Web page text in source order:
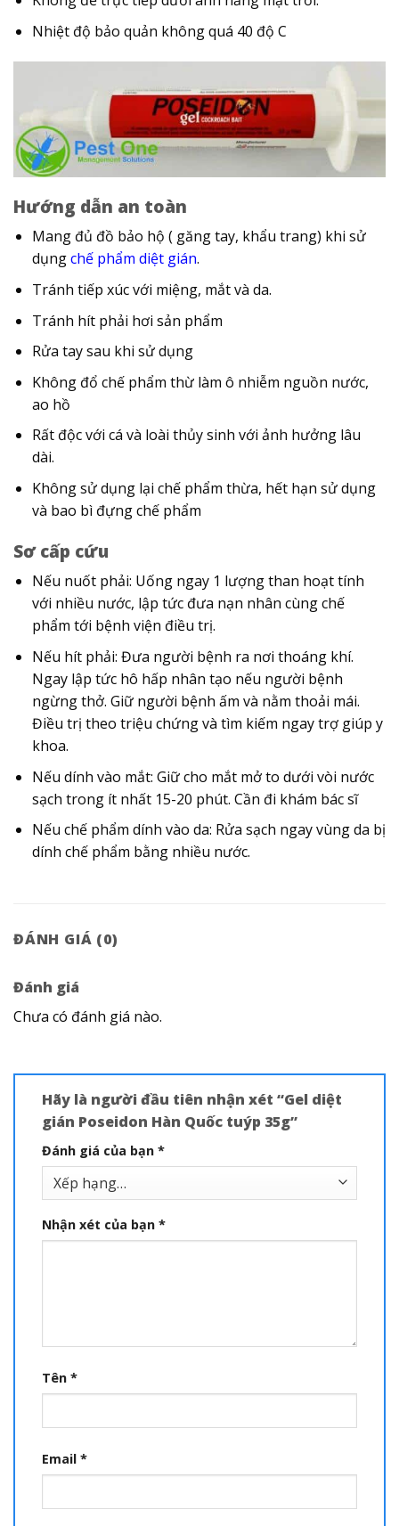
Nhiệt độ bảo quản không quá 40 độ C
Hướng dẫn an toàn
Mang đủ đồ bảo hộ ( găng tay, khẩu trang) khi sử
dụngchế phẩm diệt gián.
Tránh tiếp xúc với miệng, mắt và da.
Tránh hít phải hơi sản phẩm
Rửa tay sau khi sử dụng
Không đổ chế phẩm thừ làm ô nhiễm nguồn nước,
ao hồ
Rất độc với cá và loài thủy sinh với ảnh hưởng lâu
dài.
Không sử dụng lại chế phẩm thừa, hết hạn sử dụng
và bao bì đựng chế phẩm
Sơ cấp cứu
Nếu nuốt phải: Uống ngay 1 lượng than hoạt tính
với nhiều nước, lập tức đưa nạn nhân cùng chế
phẩm tới bệnh viện điều trị.
Nếu hít phải: Đưa người bệnh ra nơi thoáng khí.
Ngay lập tức hô hấp nhân tạo nếu người bệnh
ngừng thở. Giữ người bệnh ấm và nằm thoải mái.
Điều trị theo triệu chứng và tìm kiếm ngay trợ giúp y
khoa.
Nếu dính vào mắt: Giữ cho mắt mở to dưới vòi nước
sạch trong ít nhất 15-20 phút. Cần đi khám bác sĩ
Nếu chế phẩm dính vào da: Rửa sạch ngay vùng da bị
dính chế phẩm bằng nhiều nước.
ĐÁNH GIÁ (0)
Đánh giá
Chưa có đánh giá nào.
Hãy là người đầu tiên nhận xét “Gel diệt
gián Poseidon Hàn Quốc tuýp 35g”
Đánh giá của bạn *
Nhận xét của bạn *
Tên *
Email *